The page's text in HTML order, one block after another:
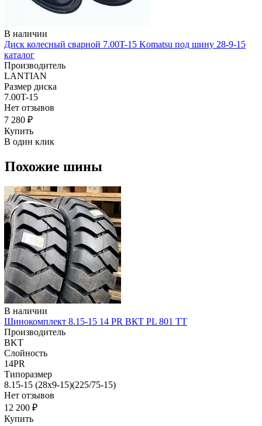
В наличии
Диск колесный сварной 7.00T-15 Komatsu под шину 28-9-15
каталог
Производитель
LANTIAN
Размер диска
7.00T-15
Нет отзывов
7 280 ₽
Купить
В один клик
Похожие шины
В наличии
Шинокомплект 8.15-15 14 PR ВКТ PL 801 TT
Производитель
BKT
Слойность
14PR
Типоразмер
8.15-15 (28x9-15)(225/75-15)
Нет отзывов
12 200 ₽
Купить